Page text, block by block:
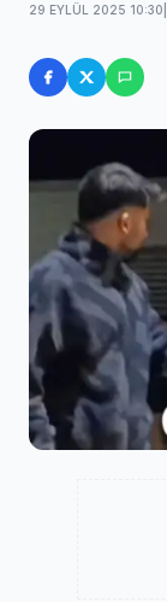
29 EYLÜL 2025 10:30